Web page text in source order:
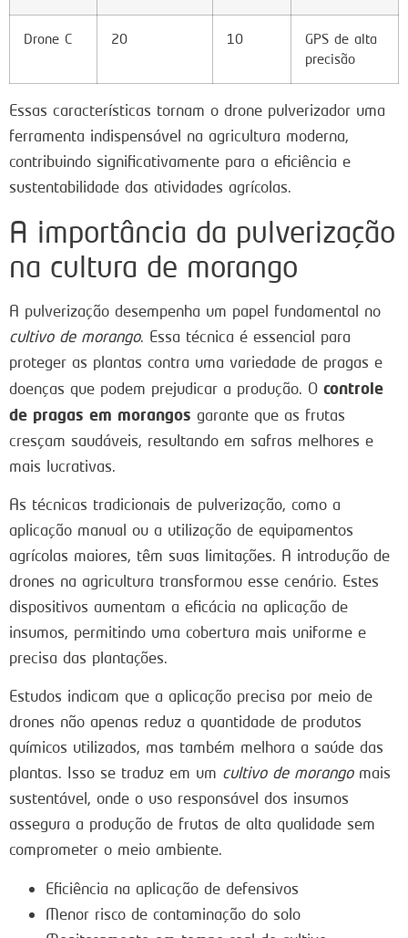
Drone C 20 10
GPS de alta
precisão
Essas características tornam o drone pulverizador uma
ferramenta indispensável na agricultura moderna,
contribuindo significativamente para a eficiência e
sustentabilidade das atividades agrícolas.
A importância da pulverização
na cultura de morango
A pulverização desempenha um papel fundamental no
cultivo de morango. Essa técnica é essencial para
proteger as plantas contra uma variedade de pragas e
doenças que podem prejudicar a produção. O controle
de pragas em morangos garante que as frutas
cresçam saudáveis, resultando em safras melhores e
mais lucrativas.
As técnicas tradicionais de pulverização, como a
aplicação manual ou a utilização de equipamentos
agrícolas maiores, têm suas limitações. A introdução de
drones na agricultura transformou esse cenário. Estes
dispositivos aumentam a eficácia na aplicação de
insumos, permitindo uma cobertura mais uniforme e
precisa das plantações.
Estudos indicam que a aplicação precisa por meio de
drones não apenas reduz a quantidade de produtos
químicos utilizados, mas também melhora a saúde das
plantas. Isso se traduz em um cultivo de morangomais
sustentável, onde o uso responsável dos insumos
assegura a produção de frutas de alta qualidade sem
comprometer o meio ambiente.
Eficiência na aplicação de defensivos
Menor risco de contaminação do solo